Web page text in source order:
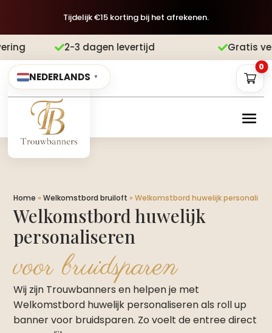
Tijdelijk €15 korting bij het afrekenen.
levertijd Gratis verzending 
NEDERLANDS ▼
0
Home »Welkomstbord bruiloft »Welkomstbord huwelijk
Welkomstbord huwelijk
personaliseren
voor bruidsparen
Wij zijn Trouwbanners en helpen je met
Welkomstbord huwelijk personaliseren als roll up
banner voor bruidsparen. Zo voelt de entree direct